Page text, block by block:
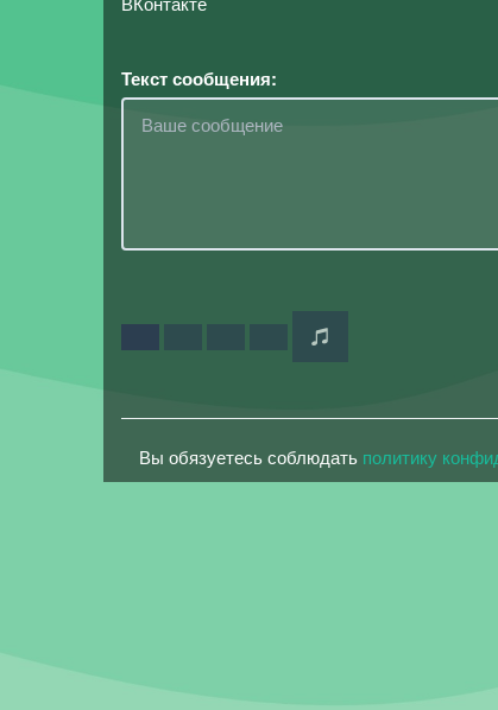
Текст сообщения:
Вы обязуетесь соблюдать политику